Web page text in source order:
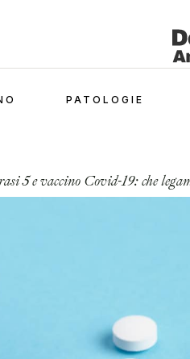
PATOLOGIE
5 e vaccino Covid-19: che